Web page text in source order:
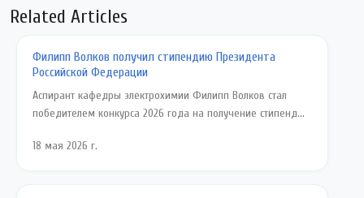
Related Articles
Филипп Волков получил стипендию Президента
Российской Федерации
Аспирант кафедры электрохимии Филипп Волков стал
победителем конкурса 2026 года на получение стипенд...
18 мая 2026 г.